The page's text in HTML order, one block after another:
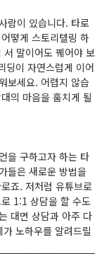
람이 있습니다. 타로
떻게 스토리텔링 하
말이어도 꿰어야 보
딩이 자연스럽게 이어
보세요. 어렵지 않습
의 마음을 훔치게 될
을 구하고자 하는 타
들은 새로운 방법을
죠. 저처럼 유튜브로
1:1 상담을 할 수도
대면 상담과 아주 다
노하우를 알려드릴